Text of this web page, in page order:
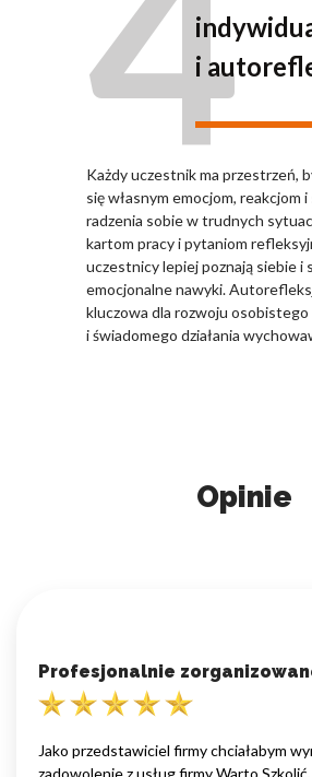
i
Każdy uczestnik ma przestrzeń,
się własnym emocjom, reakcjom
radzenia sobie w trudnych
kartom pracy i pytaniom
uczestnicy lepiej poznają siebie i
emocjonalne nawyki.
kluczowa dla rozwoju osobistego
i świadomego działania
Opinie
Profesjonalnie
Jako przedstawiciel firmy chciałabym